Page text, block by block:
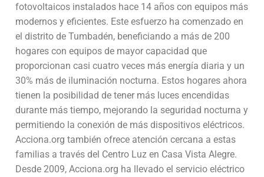
Ancash Huaraz
Apurímac
Arequipa
Ayacucho
Cajamarca
Callao
Cusco
fotovoltaicos instalados hace 14 años con equipos más
modernos y eficientes. Este esfuerzo ha comenzado en
el distrito de Tumbadén, beneficiando a más de 200
hogares con equipos de mayor capacidad que
proporcionan casi cuatro veces más energía diaria y un
30% más de iluminación nocturna. Estos hogares ahora
tienen la posibilidad de tener más luces encendidas
durante más tiempo, mejorando la seguridad nocturna y
permitiendo la conexión de más dispositivos eléctricos.
Acciona.org también ofrece atención cercana a estas
familias a través del Centro Luz en Casa Vista Alegre.
Desde 2009, Acciona.org ha llevado el servicio eléctrico